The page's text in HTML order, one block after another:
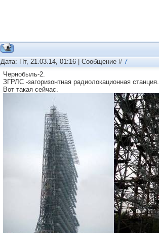
Дата: Пт, 21.03.14, 01:16 | Сообщение # 7
Чернобыль-2.
ЗГРЛС -загоризонтная радиолокационная станция.
Вот такая сейчас.